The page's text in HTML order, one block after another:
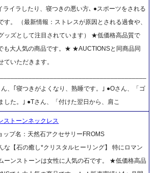
ライラしたり、寝つきの悪い方､ ●スポーツをされる
す。 （最新情報：ストレスが原因とされる過食や、
ッズとして注目されています） ★低価格高品質で
も大人気の商品です。★ ★AUCTIONSと同商品同
ていただきます。
、｢寝つきがよくなり、熟睡です。｣ ●Oさん、「ゴ
した。｣ ●Tさん、「付けた翌日から、肩こ
ストーンネックレス
プ名：天然石アクセサリーFROMS
な【石の癒し*クリスタルヒーリング】 特にロマン
ーンストーンは女性に人気の石です。 ★低価格高品